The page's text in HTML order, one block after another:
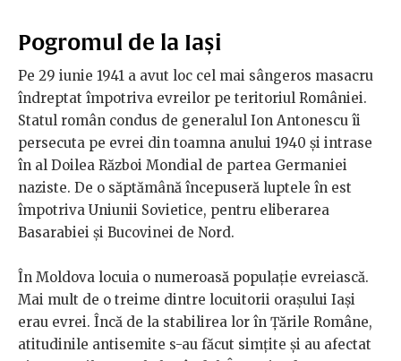
Pogromul de la Iași
Pe 29 iunie 1941 a avut loc cel mai sângeros masacru
îndreptat împotriva evreilor pe teritoriul României.
Statul român condus de generalul Ion Antonescu îi
persecuta pe evrei din toamna anului 1940 și intrase
în al Doilea Război Mondial de partea Germaniei
naziste. De o săptămână începuseră luptele în est
împotriva Uniunii Sovietice, pentru eliberarea
Basarabiei și Bucovinei de Nord.
În Moldova locuia o numeroasă populație evreiască.
Mai mult de o treime dintre locuitorii orașului Iași
erau evrei. Încă de la stabilirea lor în Țările Române,
atitudinile antisemite s-au făcut simțite și au afectat